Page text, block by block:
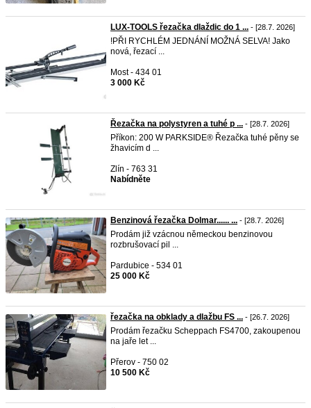
LUX-TOOLS řezačka dlaždic do 1 ... - [28.7. 2026]
!PŘI RYCHLÉM JEDNÁNÍ MOŽNÁ SELVA! Jako
nová, řezací ...
Most - 434 01
3 000 Kč
Řezačka na polystyren a tuhé p ... - [28.7. 2026]
Příkon: 200 W PARKSIDE® Řezačka tuhé pěny se
žhavicím d ...
Zlín - 763 31
Nabídněte
Benzinová řezačka Dolmar...... ... - [28.7. 2026]
Prodám již vzácnou německou benzinovou
rozbrušovací pil ...
Pardubice - 534 01
25 000 Kč
řezačka na obklady a dlažbu FS ... - [26.7. 2026]
Prodám řezačku Scheppach FS4700, zakoupenou
na jaře let ...
Přerov - 750 02
10 500 Kč